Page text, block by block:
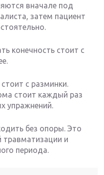
вначале под
затем пациент
конечность стоит с
с разминки.
стоит каждый раз
упражнений.
без опоры. Это
травматизации и
периода.